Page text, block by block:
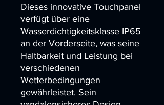
Dieses innovative Touchpanel
verfügt über eine
Wasserdichtigkeitsklasse IP65
an der Vorderseite, was seine
Haltbarkeit und Leistung bei
verschiedenen
Wetterbedingungen
gewährleistet. Sein